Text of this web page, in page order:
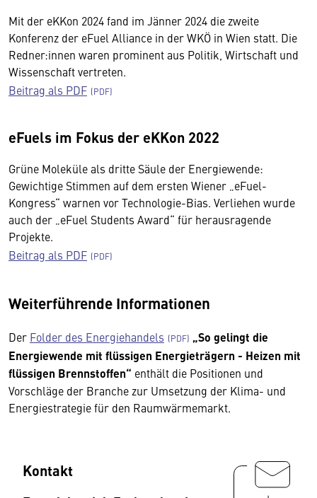
Mit der eKKon 2024 fand im Jänner 2024 die zweite
Konferenz der eFuel Alliance in der WKÖ in Wien statt. Die
Redner:innen waren prominent aus Politik, Wirtschaft und
Wissenschaft vertreten.
Beitrag als PDF
eFuels im Fokus der eKKon 2022
Grüne Moleküle als dritte Säule der Energiewende:
Gewichtige Stimmen auf dem ersten Wiener „eFuel-
Kongress“ warnen vor Technologie-Bias. Verliehen wurde
auch der „eFuel Students Award“ für herausragende
Projekte.
Beitrag als PDF
Weiterführende Informationen
Der Folder des Energiehandels
„So gelingt die
Energiewende mit flüssigen Energieträgern - Heizen mit
flüssigen Brennstoffen“ enthält die Positionen und
Vorschläge der Branche zur Umsetzung der Klima- und
Energiestrategie für den Raumwärmemarkt.
Kontakt